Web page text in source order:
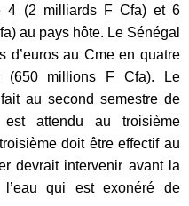
4 (2 milliards F Cfa) et 6
au pays hôte. Le Sénégal
d’euros au Cme en quatre
(650 millions F Cfa). Le
au second semestre de
est attendu au troisième
doit être effectif au
devrait intervenir avant la
qui est exonéré de